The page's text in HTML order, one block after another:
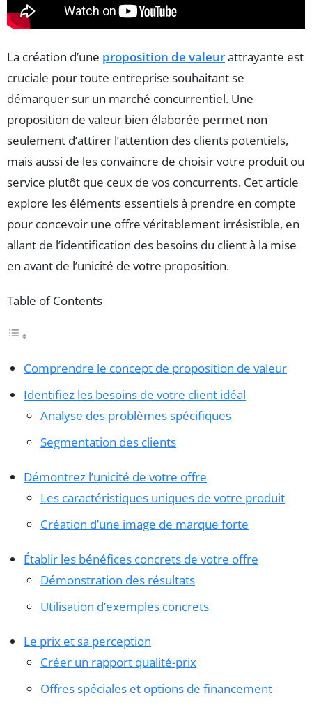
La création d’une proposition de valeurattrayante est
cruciale pour toute entreprise souhaitant se
démarquer sur un marché concurrentiel. Une
proposition de valeur bien élaborée permet non
seulement d’attirer l’attention des clients potentiels,
mais aussi de les convaincre de choisir votre produit ou
service plutôt que ceux de vos concurrents. Cet article
explore les éléments essentiels à prendre en compte
pour concevoir une offre véritablement irrésistible, en
allant de l’identification des besoins du client à la mise
en avant de l’unicité de votre proposition.
Table of Contents
Comprendre le concept de proposition de valeur
Identifiez les besoins de votre client idéal
Analyse des problèmes spécifiques
Segmentation des clients
Démontrez l’unicité de votre offre
Les caractéristiques uniques de votre produit
Création d’une image de marque forte
Établir les bénéfices concrets de votre offre
Démonstration des résultats
Utilisation d’exemples concrets
Le prix et sa perception
Créer un rapport qualité-prix
Offres spéciales et options de financement